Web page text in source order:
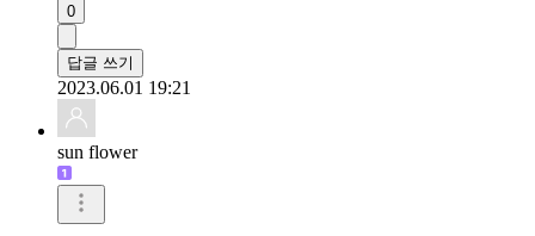
0
답글 쓰기
2023.06.01 19:21
sun flower